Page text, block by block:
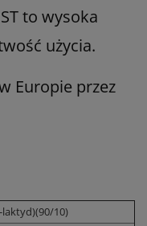
to wysoka
użycia.
Europie przez
10)